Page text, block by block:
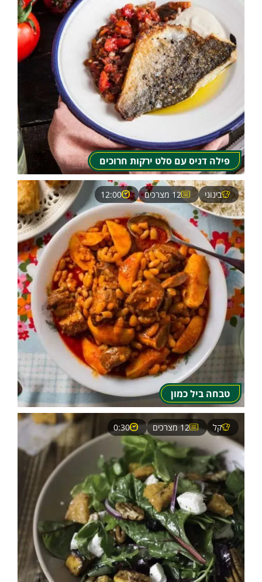
פילה דניס עם סלט ירקות חרוכים
טבחה ביל כמון
בינוני 12 מצרכים 12:00
קל 12 מצרכים 0:30